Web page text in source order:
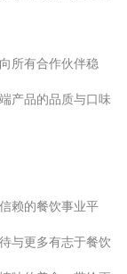
所有合作伙伴稳
产品的品质与口味
赖的餐饮事业平
与更多有志于餐饮